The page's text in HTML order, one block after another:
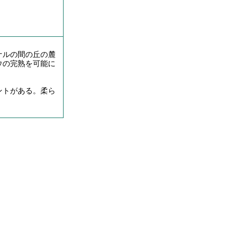
の間の丘の麓
完熟を可能に
がある。柔ら